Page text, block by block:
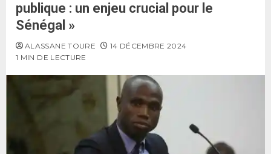
publique : un enjeu crucial pour le
Sénégal »
ALASSANE TOURE
14 DÉCEMBRE 2024
1 MIN DE LECTURE